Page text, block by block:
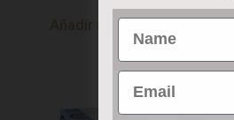
Añadir al carrito
Name
Email